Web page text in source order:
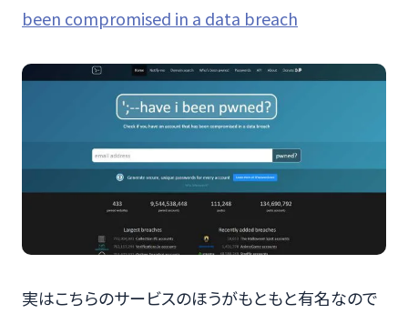
been compromised in a data breach
実はこちらのサービスのほうがもともと有名なので